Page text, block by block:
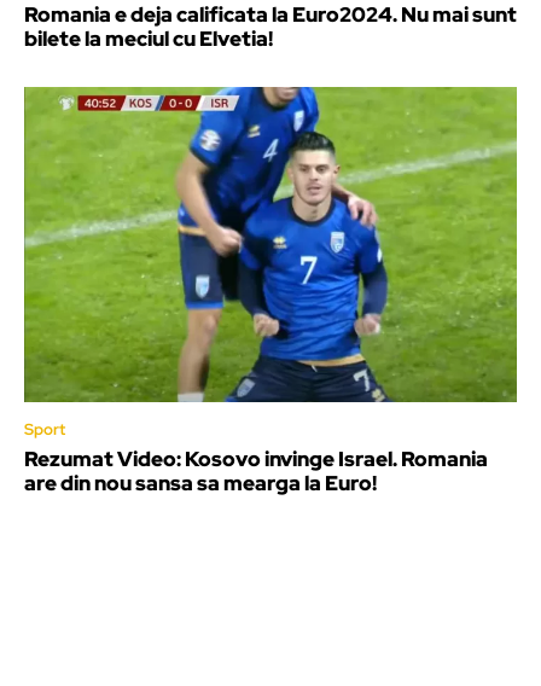
Romania e deja calificata la Euro2024. Nu mai sunt
bilete la meciul cu Elvetia!
Sport
Rezumat Video: Kosovo invinge Israel. Romania
are din nou sansa sa mearga la Euro!